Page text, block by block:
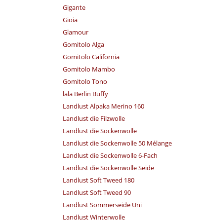
Gigante
Gioia
Glamour
Gomitolo Alga
Gomitolo California
Gomitolo Mambo
Gomitolo Tono
lala Berlin Buffy
Landlust Alpaka Merino 160
Landlust die Filzwolle
Landlust die Sockenwolle
Landlust die Sockenwolle 50 Mélange
Landlust die Sockenwolle 6-Fach
Landlust die Sockenwolle Seide
Landlust Soft Tweed 180
Landlust Soft Tweed 90
Landlust Sommerseide Uni
Landlust Winterwolle